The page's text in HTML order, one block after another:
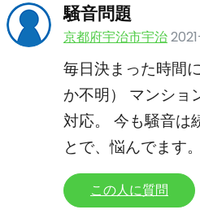
騒音問題
京都府宇治市宇治
毎日決まった時間
か不明） マンショ
対応。 今も騒音は
とで、悩んでます。
この人に質問